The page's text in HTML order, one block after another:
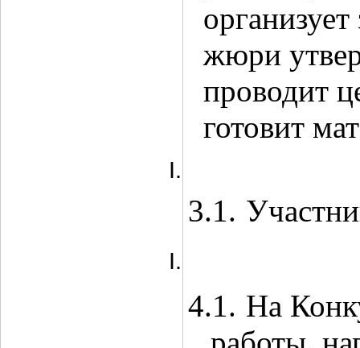
жюри
проводит
готовит
3.1.
4.1. На